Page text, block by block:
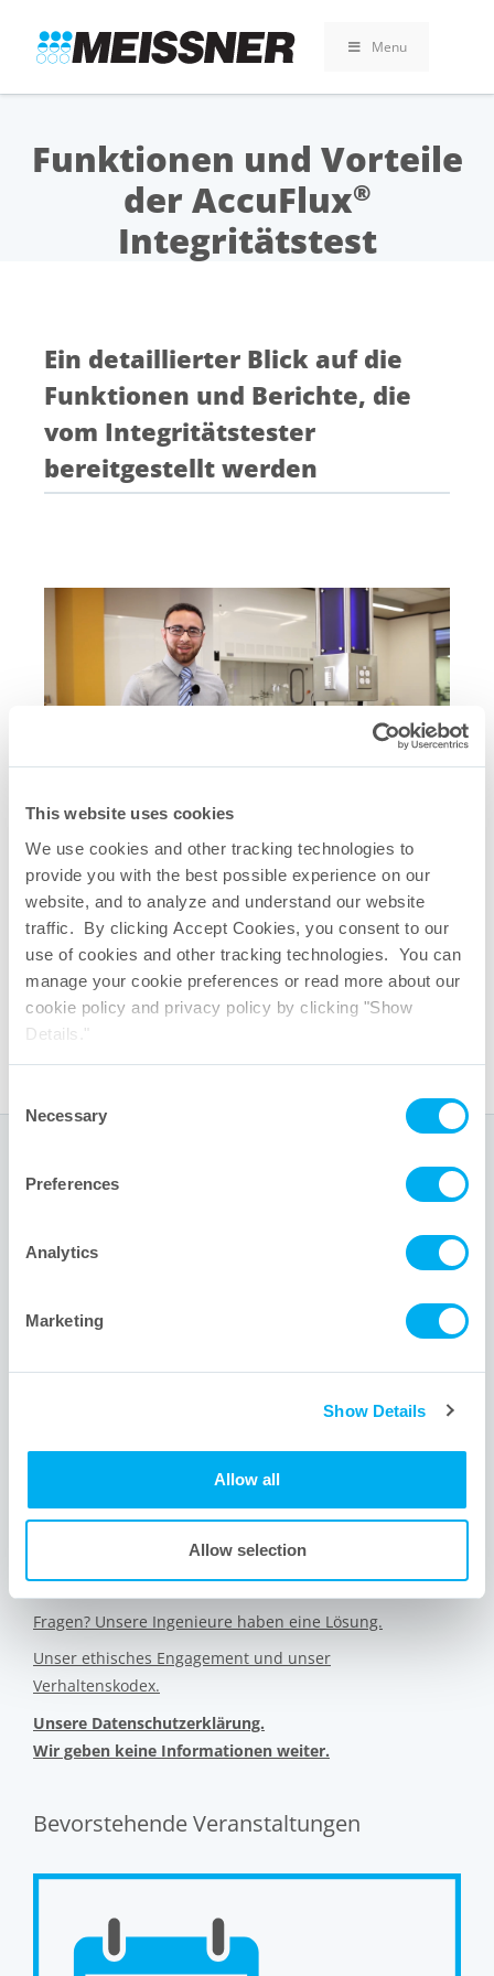
This website uses cookies
We use cookies and other tracking technologies to
provide you with the best possible experience on our
website, and to analyze and understand our website
traffic. By clicking Accept Cookies, you consent to our
use of cookies and other tracking technologies. You can
manage your cookie preferences or read more about our
cookie policy and privacy policy by clicking "Show
Details."
Selection
Necessary
Preferences
Analytics
Marketing
Show Details
Allow all
Allow selection
search
footer
Inhalt
springen
Menu
Funktionen und Vorteile
der AccuFlux®
Integritätstest
Ein detaillierter Blick auf die
Funktionen und Berichte, die
vom Integritätstester
bereitgestellt werden
Verwandte Quicklinks
AccuFlux® Integritätstester
Präsentation des Filter Integritätstester
AccuFlux Integritätstest – Echtzeit
Siedepunktbestimmung-Test
AccuFlux® Integritätstest – Echtzeit
Diffusionsflussbestimmung-Test
Camarillo, CA 93012 USA
+1 805.388.5948
info@meissner.com
Website-Links
Neu bei Meissner? Das sind wir.
Interessiert an anderen Industrien, die wir bedienen?
Finden Sie sich zurecht. Besuchen Sie unsere Site Map.
Fragen? Unsere Ingenieure haben eine Lösung.
Unser ethisches Engagement und unser
Verhaltenskodex.
Unsere Datenschutzerklärung.
Wir geben keine Informationen weiter.
Bevorstehende Veranstaltungen